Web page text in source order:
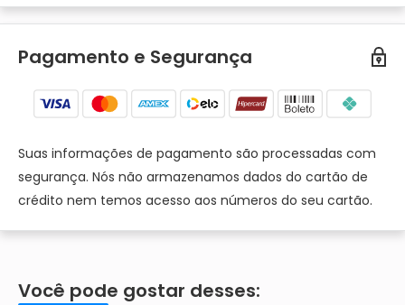
Pagamento e Segurança
Suas informações de pagamento são processadas com
segurança. Nós não armazenamos dados do cartão de
crédito nem temos acesso aos números do seu cartão.
Você pode gostar desses: